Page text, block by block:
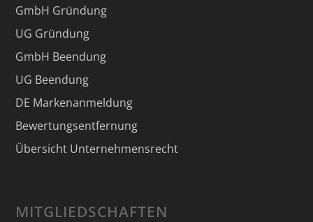
GmbH Gründung
UG Gründung
GmbH Beendung
UG Beendung
DE Markenanmeldung
Bewertungsentfernung
Übersicht Unternehmensrecht
MITGLIEDSCHAFTEN